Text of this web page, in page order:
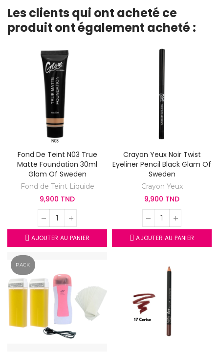
Les clients qui ont acheté ce
produit ont également acheté :
Fond De Teint N03 True
Matte Foundation 30ml
Glam Of Sweden
Fond de Teint Liquide
9,900 TND
AJOUTER AU PANIER
Crayon Yeux Noir Twist
Eyeliner Pencil Black Glam Of
Sweden
Crayon Yeux
9,900 TND
AJOUTER AU PANIER
PACK